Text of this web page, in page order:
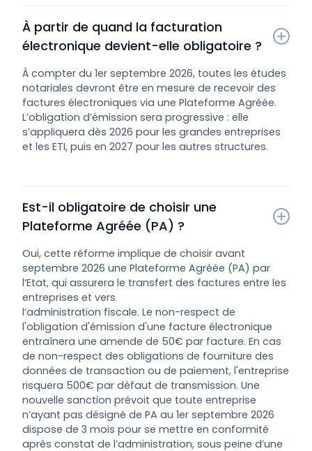
À partir de quand la facturation
électronique devient-elle obligatoire ?
À compter du 1er septembre 2026, toutes les études
notariales devront être en mesure de recevoir des
factures électroniques via une Plateforme Agréée.
L’obligation d’émission sera progressive : elle
s’appliquera dès 2026 pour les grandes entreprises
et les ETI, puis en 2027 pour les autres structures.
Est-il obligatoire de choisir une
Plateforme Agréée (PA) ?
Oui, cette réforme implique de choisir avant
septembre 2026 une Plateforme Agréée (PA) par
l’Etat, qui assurera le transfert des factures entre les
entreprises et vers
l’administration fiscale. Le non-respect de
l'obligation d'émission d'une facture électronique
entraînera une amende de 50€ par facture. En cas
de non-respect des obligations de fourniture des
données de transaction ou de paiement, l'entreprise
risquera 500€ par défaut de transmission. Une
nouvelle sanction prévoit que toute entreprise
n’ayant pas désigné de PA au 1er septembre 2026
dispose de 3 mois pour se mettre en conformité
après constat de l’administration, sous peine d’une